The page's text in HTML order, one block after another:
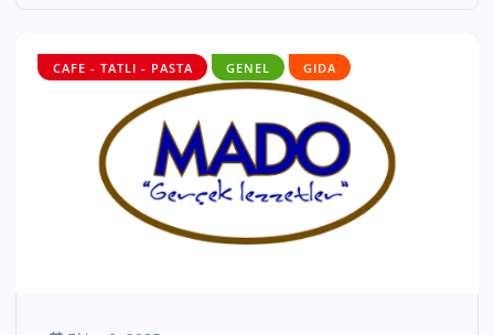
CAFE - TATLI - PASTA GENEL GIDA